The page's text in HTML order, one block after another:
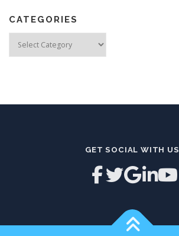
CATEGORIES
GET SOCIAL WITH US